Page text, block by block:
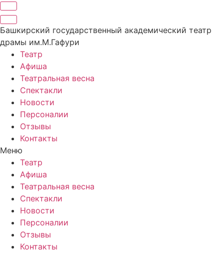
Башкирский государственный академический театр
драмы им.М.Гафури
Театр
Афиша
Театральная весна
Спектакли
Новости
Персоналии
Отзывы
Контакты
Меню
Театр
Афиша
Театральная весна
Спектакли
Новости
Персоналии
Отзывы
Контакты